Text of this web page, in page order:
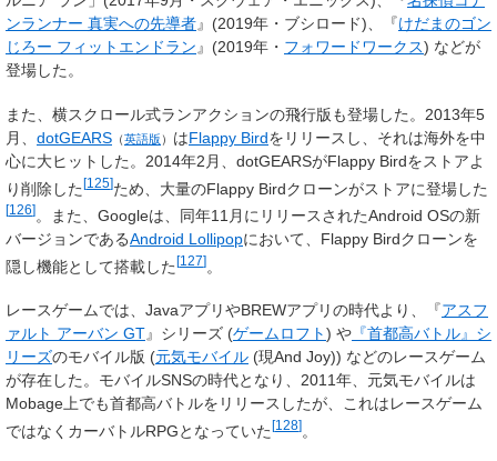
ンランナー 真実への先導者』(2019年・ブシロード)、『けだまのゴン
じろー フィットエンドラン 』(2019年・ フォワードワークス) などが
登場した。
また、横スクロール式ランアクションの飛行版も登場した。2013年5
月、 dotGEARS （英語版 ） はFlappy Birdをリリースし、それは海外を中
心に大ヒットした。2014年2月、dotGEARSがFlappy Birdをストアよ
り削除した[125]ため、大量のFlappy Birdクローンがストアに登場した
[126] 。また、Googleは、同年11月にリリースされたAndroid OSの新
バージョンであるAndroid Lollipopにおいて、Flappy Birdクローンを
隠し機能として搭載した [127] 。
レースゲームでは、JavaアプリやBREWアプリの時代より、『アスフ
ァルト アーバン GT』シリーズ (ゲームロフト) や 『首都高バトル』シ
リーズのモバイル版 (元気モバイル (現And Joy)) などのレースゲーム
が存在した。モバイルSNSの時代となり、2011年、元気モバイルは
Mobage上でも首都高バトルをリリースしたが、これはレースゲーム
ではなくカーバトルRPGとなっていた [128] 。